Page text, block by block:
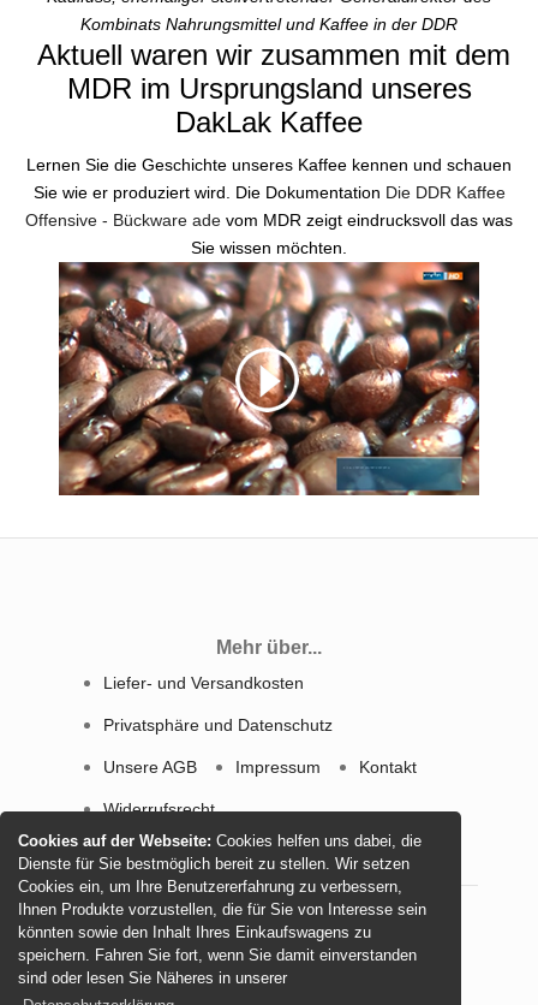
Cookies auf der Webseite:Cookies helfen uns dabei, die
Dienste für Sie bestmöglich bereit zu stellen. Wir setzen
Cookies ein, um Ihre Benutzererfahrung zu verbessern,
Ihnen Produkte vorzustellen, die für Sie von Interesse sein
könnten sowie den Inhalt Ihres Einkaufswagens zu
speichern. Fahren Sie fort, wenn Sie damit einverstanden
sind oder lesen Sie Näheres in unserer
Kombinats Nahrungsmittel und Kaffee in der DDR
Aktuell waren wir zusammen mit dem
MDR im Ursprungsland unseres
DakLak Kaffee
Lernen Sie die Geschichte unseres Kaffee kennen und schauen
Sie wie er produziert wird. Die Dokumentation Die DDR Kaffee
Offensive - Bückware ade vom MDR zeigt eindrucksvoll das was
Sie wissen möchten.
Mehr über...
Liefer- und Versandkosten
Privatsphäre und Datenschutz
Unsere AGB Impressum Kontakt
Widerrufsrecht
Shopping Cart Solutionby commerce-seo.de ©
2020